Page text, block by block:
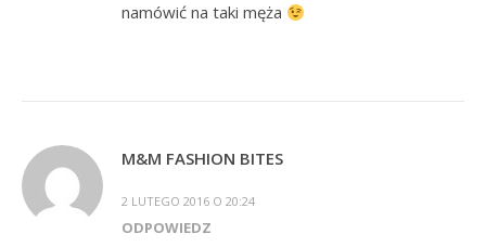
namówić na taki męża
M&M FASHION BITES
2 LUTEGO 2016 O 20:24
ODPOWIEDZ